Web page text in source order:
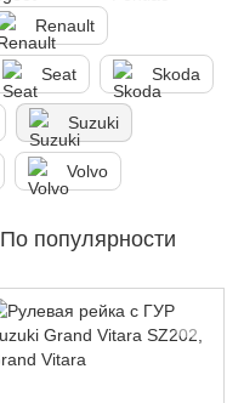
Renault
Seat Skoda
Suzuki
Volvo
По популярности